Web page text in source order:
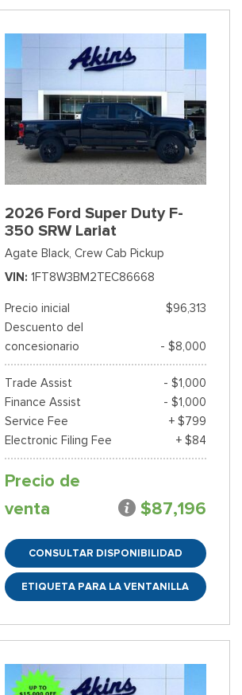
2026 Ford Super Duty F-
350 SRW Lariat
Agate Black, Crew Cab Pickup
VIN
1FT8W3BM2TEC86668
Precio inicial
$96,313
Descuento del
concesionario
- $8,000
Trade Assist
- $1,000
Finance Assist
- $1,000
Service Fee
+ $799
Electronic Filing Fee
+ $84
Precio de
venta
$87,196
CONSULTAR DISPONIBILIDAD
ETIQUETA PARA LA VENTANILLA